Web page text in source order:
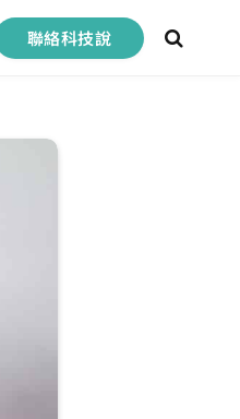
聯絡科技說